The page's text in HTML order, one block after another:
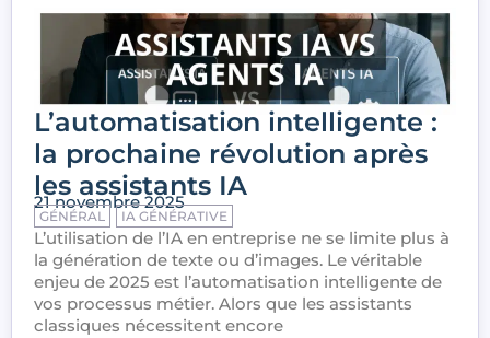
L’automatisation intelligente :
la prochaine révolution après
les assistants IA
21 novembre 2025
GÉNÉRAL IA GÉNÉRATIVE
L’utilisation de l’IA en entreprise ne se limite plus à
la génération de texte ou d’images. Le véritable
enjeu de 2025 est l’automatisation intelligente de
vos processus métier. Alors que les assistants
classiques nécessitent encore